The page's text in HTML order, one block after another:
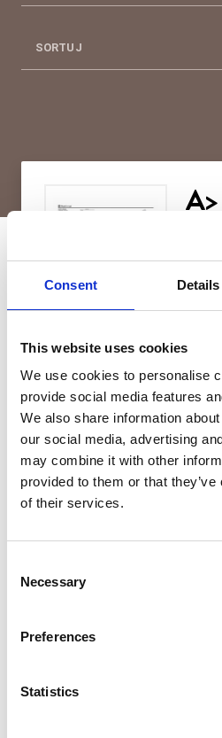
Consent Details
This website uses cookies
We use cookies to personalise
provide social media features
We also share information
our social media, advertising
may combine it with other
provided to them or that
of their services.
Selection
Necessary
Preferences
Statistics
SORTUJ
Gdynia, JanaA>
Powierzchnia:
Pokoje: 5
Zapytaj o
Imię i nazwisko